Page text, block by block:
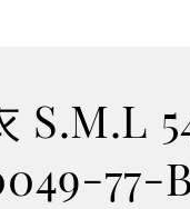
S.M.L
77-